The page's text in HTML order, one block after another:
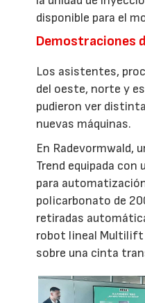
disponible para el
Demostraciones
Los asistentes,
del oeste, norte y
pudieron ver
nuevas máquinas.
En Radevormwald,
Trend equipada
para
policarbonato de
retiradas
robot lineal Multilift
sobre una cinta